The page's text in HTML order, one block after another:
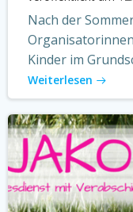
Nach der
Kinder im
Weiterlesen